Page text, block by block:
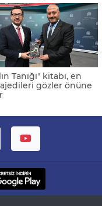
Tanığı" kitabı, en
gözler önüne